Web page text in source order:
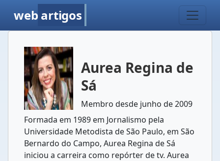
web artigos
Aurea Regina de
Sá
Membro desde junho de 2009
Formada em 1989 em Jornalismo pela
Universidade Metodista de São Paulo, em São
Bernardo do Campo, Aurea Regina de Sá
iniciou a carreira como repórter de tv. Aurea